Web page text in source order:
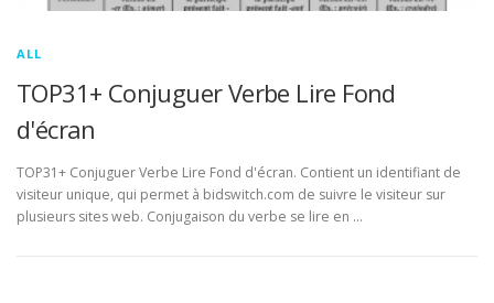
ALL
TOP31+ Conjuguer Verbe Lire Fond
d'écran
TOP31+ Conjuguer Verbe Lire Fond d'écran. Contient un identifiant de
visiteur unique, qui permet à bidswitch.com de suivre le visiteur sur
plusieurs sites web. Conjugaison du verbe se lire en …